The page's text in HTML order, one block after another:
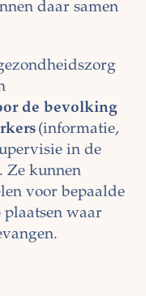
daar samen
de bevolking
(informatie,
in de
Ze kunnen
voor bepaalde
waar